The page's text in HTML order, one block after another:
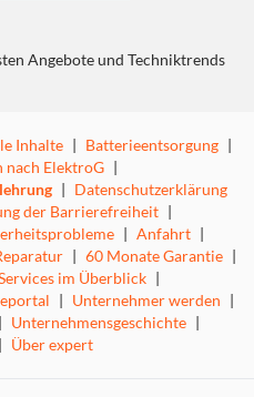
Angebote und Techniktrends
Inhalte | Batterieentsorgung |
ElektroG |
| Datenschutzerklärung
der Barrierefreiheit |
| Anfahrt |
| 60 Monate Garantie |
im Überblick |
| Unternehmer werden |
| Unternehmensgeschichte |
| Über expert